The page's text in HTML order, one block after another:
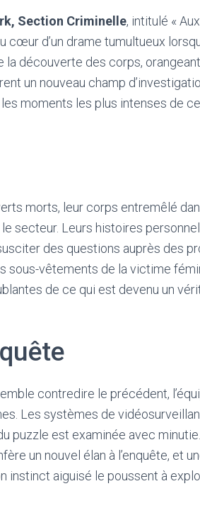
Section Criminelle, intitulé «
cœur d’un drame tumultueux
découverte des corps,
un nouveau champ
moments les plus intenses de
morts, leur corps entremêlé
secteur. Leurs histoires
des questions auprès des
sous-vêtements de la victime
de ce qui est devenu un
contredire le précédent,
Les systèmes de
puzzle est examinée avec
un nouvel élan à l’enquête, et
instinct aiguisé le poussent à